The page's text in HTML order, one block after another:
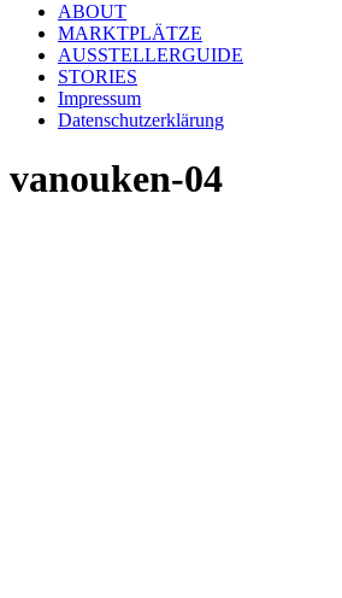
ABOUT
MARKTPLÄTZE
AUSSTELLERGUIDE
STORIES
Impressum
Datenschutzerklärung
vanouken-04